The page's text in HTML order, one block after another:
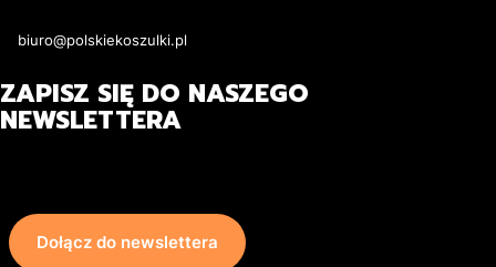
biuro@polskiekoszulki.pl
ZAPISZ SIĘ DO NASZEGO
NEWSLETTERA
Dołącz do newslettera